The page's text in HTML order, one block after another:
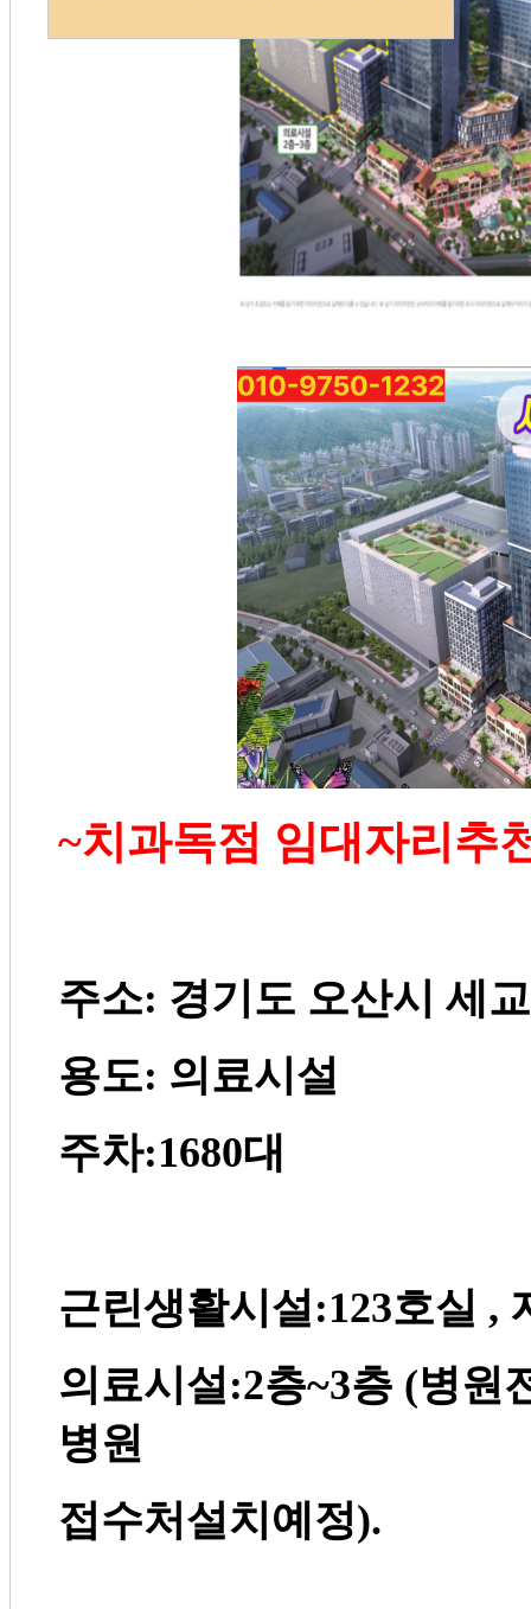
~치과독점 임대자리추
주소: 경기도 오산시 세교
용도: 의료시설
주차:1680대
근린생활시설:123호실 ,
의료시설:2층~3층 (병원
병원
접수처설치예정).